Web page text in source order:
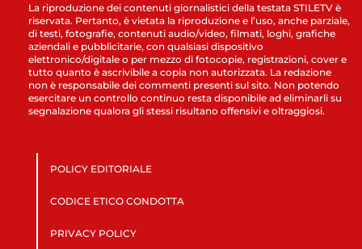
La riproduzione dei contenuti giornalistici della testata STILETV è
riservata. Pertanto, è vietata la riproduzione e l’uso, anche parziale,
di testi, fotografie, contenuti audio/video, filmati, loghi, grafiche
aziendali e pubblicitarie, con qualsiasi dispositivo
elettronico/digitale o per mezzo di fotocopie, registrazioni, cover e
tutto quanto è ascrivibile a copia non autorizzata. La redazione
non è responsabile dei commenti presenti sul sito. Non potendo
esercitare un controllo continuo resta disponibile ad eliminarli su
segnalazione qualora gli stessi risultano offensivi e oltraggiosi.
POLICY EDITORIALE
CODICE ETICO CONDOTTA
PRIVACY POLICY